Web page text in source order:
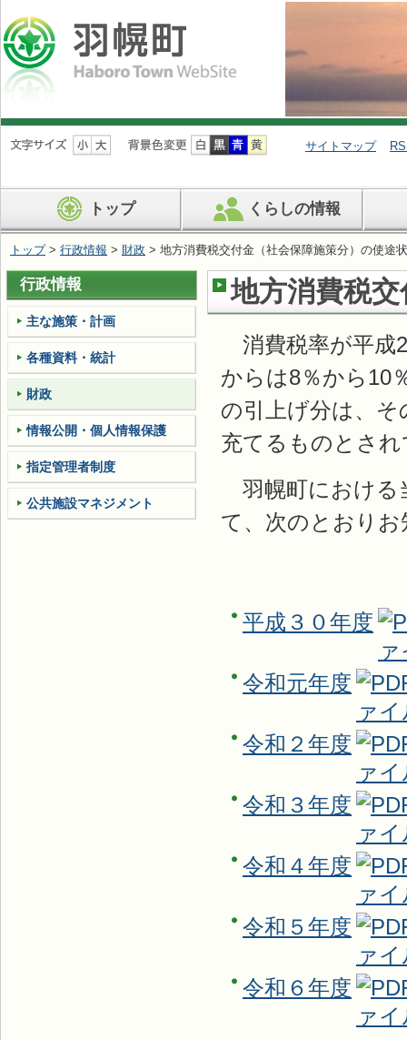
ナ
ビ
ン
を
ば
す
サイトマップ
トップ くらしの情報
トップ> 行政情報 > 財政 > 地方消費税交付金（社会保障施策分）の使途
地方消費税
消費税率が平成
からは8％から10
の引上げ分は、そ
充てるものとさ
羽幌町における
て、次のとおり
平成３０年度
令和元年度
令和２年度
令和３年度
令和４年度
令和５年度
令和６年度
行政情報
主な施策・計画
各種資料・統計
財政
情報公開・個人情報保護
指定管理者制度
公共施設マネジメント